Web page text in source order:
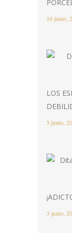
10 junio,
LOS
5 junio,
3 junio,